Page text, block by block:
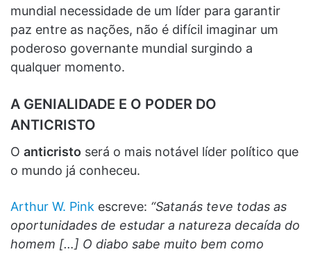
mundial necessidade de um líder para garantir
paz entre as nações, não é difícil imaginar um
poderoso governante mundial surgindo a
qualquer momento.
A GENIALIDADE E O PODER DO
ANTICRISTO
O anticristo será o mais notável líder político que
o mundo já conheceu.
Arthur W. Pink escreve: “Satanás teve todas as
oportunidades de estudar a natureza decaída do
homem […] O diabo sabe muito bem como